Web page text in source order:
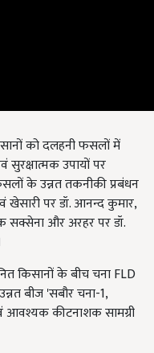
को दलहनी फसलों में
सुरक्षात्मक उपायों पर
के उन्नत तकनीकी प्रबंधन
खेसारी पर डॉ. आनन्द कुमार,
सक्सेना और अरहर पर डॉ.
किसानों के बीच चना FLD
बीज 'सबौर चना-1,
आवश्यक कीटनाशक सामग्री